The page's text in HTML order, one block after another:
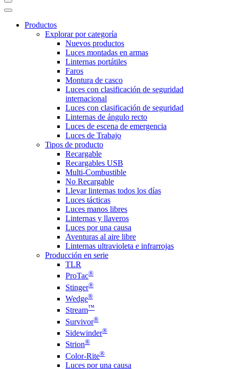
Productos
Explorar por categoría
Nuevos productos
Luces montadas en armas
Linternas portátiles
Faros
Montura de casco
Luces con clasificación de seguridad
internacional
Luces con clasificación de seguridad
Linternas de ángulo recto
Luces de escena de emergencia
Luces de Trabajo
Tipos de producto
Recargable
Recargables USB
Multi-Combustible
No Recargable
Llevar linternas todos los días
Luces tácticas
Luces manos libres
Linternas y llaveros
Luces por una causa
Aventuras al aire libre
Linternas ultravioleta e infrarrojas
Producción en serie
TLR
ProTac®
Stinger®
Wedge®
Stream™
Survivor®
Sidewinder®
Strion®
Color-Rite®
Luces por una causa